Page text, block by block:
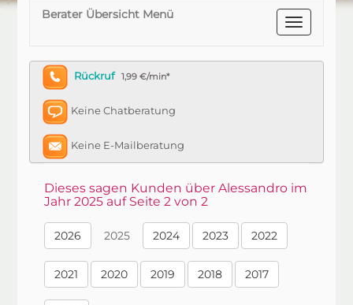
Berater Übersicht Menü
Rückruf 1,99 €/min*
Keine Chatberatung
Keine E-Mailberatung
Dieses sagen Kunden über Alessandro im
Jahr 2025 auf Seite 2 von 2
2026 2025 2024 2023 2022
2021 2020 2019 2018 2017